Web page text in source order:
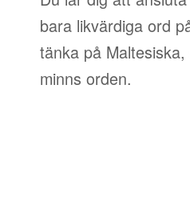
bara likvärdiga ord
tänka på
minns orden.